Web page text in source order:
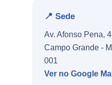
📍 Sede
Av. Afonso Pena,
Campo Grande -
001
Ver no Google